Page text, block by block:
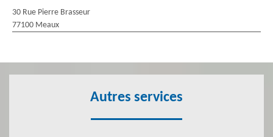
30 Rue Pierre Brasseur
77100 Meaux
Autres services